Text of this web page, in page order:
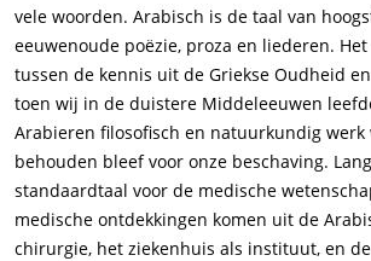
vele woorden. Arabisch is de taal van
eeuwenoude poëzie, proza en liederen.
tussen de kennis uit de Griekse Oudheid
toen wij in de duistere Middeleeuwen
Arabieren filosofisch en natuurkundig werk
behouden bleef voor onze beschaving.
standaardtaal voor de medische
medische ontdekkingen komen uit de
chirurgie, het ziekenhuis als instituut, en